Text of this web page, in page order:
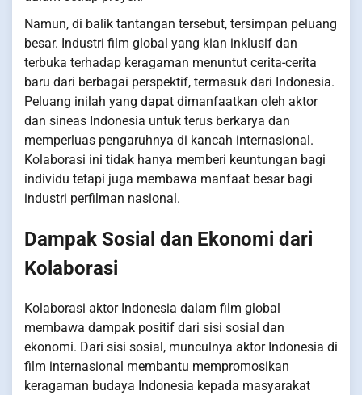
Namun, di balik tantangan tersebut, tersimpan peluang
besar. Industri film global yang kian inklusif dan
terbuka terhadap keragaman menuntut cerita-cerita
baru dari berbagai perspektif, termasuk dari Indonesia.
Peluang inilah yang dapat dimanfaatkan oleh aktor
dan sineas Indonesia untuk terus berkarya dan
memperluas pengaruhnya di kancah internasional.
Kolaborasi ini tidak hanya memberi keuntungan bagi
individu tetapi juga membawa manfaat besar bagi
industri perfilman nasional.
Dampak Sosial dan Ekonomi dari
Kolaborasi
Kolaborasi aktor Indonesia dalam film global
membawa dampak positif dari sisi sosial dan
ekonomi. Dari sisi sosial, munculnya aktor Indonesia di
film internasional membantu mempromosikan
keragaman budaya Indonesia kepada masyarakat